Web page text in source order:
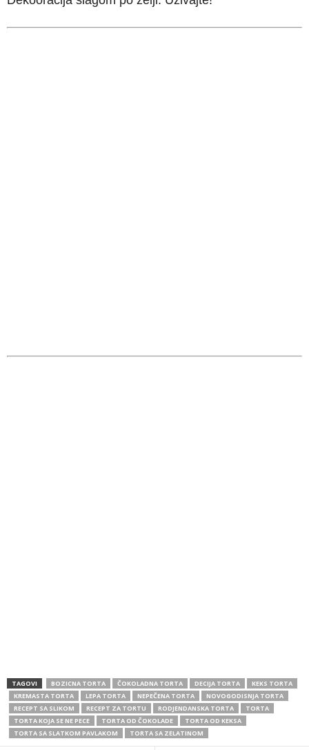
TAGOVI BOZICNA TORTA ČOKOLADNA TORTA DECIJA TORTA
KEKS TORTA
KREMASTA TORTA
LEPA TORTA NEPEČENA TORTA
NOVOGODISNJA TORTA
RECEPT SA SLIKOM
RECEPT ZA TORTU RODJENDANSKA TORTA
TORTA
TORTA KOJA SE NE PECE
TORTA OD ČOKOLADE
TORTA OD KEKSA
TORTA SA SLATKOM PAVLAKOM
TORTA SA ZELATINOM